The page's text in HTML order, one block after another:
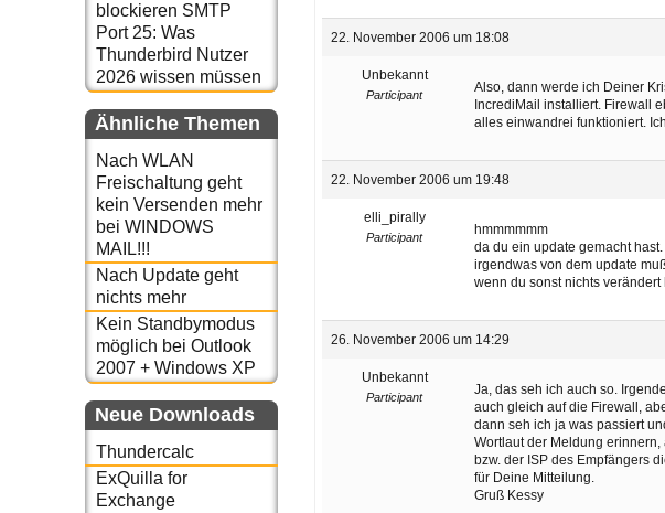
blockieren SMTP
Port 25: Was
Thunderbird Nutzer
2026 wissen müssen
Ähnliche Themen
Nach WLAN
Freischaltung geht
kein Versenden mehr
bei WINDOWS
MAIL!!!
Nach Update geht
nichts mehr
Kein Standbymodus
möglich bei Outlook
2007 + Windows XP
Neue Downloads
Thundercalc
ExQuilla for
Exchange
22. November 2006 um 18:08
Unbekannt
Participant
Also, dann werde ich Deiner
IncrediMail installiert. Firewall
alles einwandrei funktioniert.
22. November 2006 um 19:48
elli_pirally
Participant
hmmmmmm
da du ein update gemacht
irgendwas von dem update
wenn du sonst nichts verändert
26. November 2006 um 14:29
Unbekannt
Participant
Ja, das seh ich auch so.
auch gleich auf die Firewall,
dann seh ich ja was passiert
Wortlaut der Meldung
bzw. der ISP des Empfängers
für Deine Mitteilung.
Gruß Kessy